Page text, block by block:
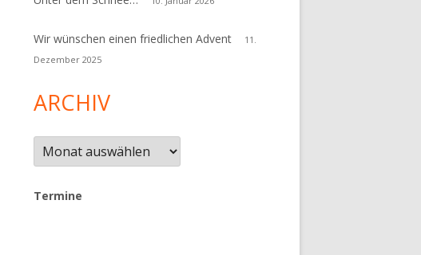
Wir wünschen einen friedlichen Advent
11.
Dezember 2025
ARCHIV
Archiv
Termine